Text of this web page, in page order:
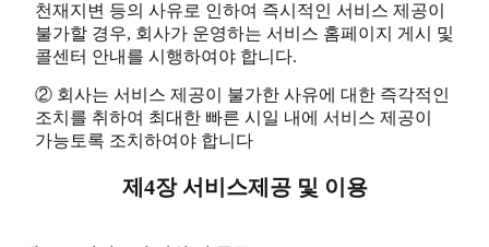
천재지변 등의 사유로 인하여 즉시적인 서비스 제공이
불가할 경우, 회사가 운영하는 서비스 홈페이지 게시 및
콜센터 안내를 시행하여야 합니다.
② 회사는 서비스 제공이 불가한 사유에 대한 즉각적인
조치를 취하여 최대한 빠른 시일 내에 서비스 제공이
가능토록 조치하여야 합니다
제4장 서비스제공 및 이용